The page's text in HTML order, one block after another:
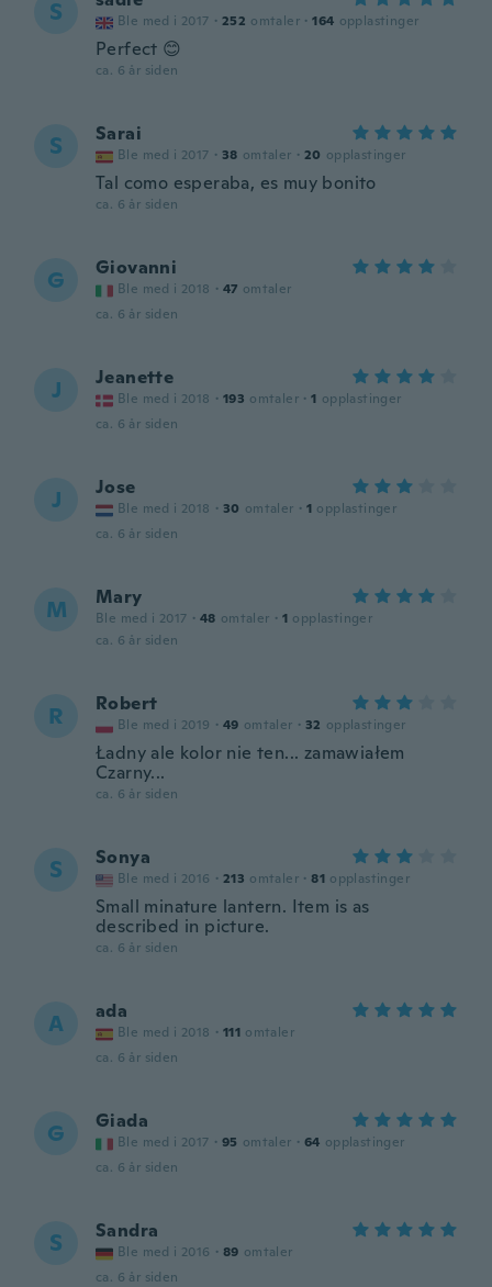
S Ble med i 2017 · 252 omtaler · 164 opplastinger
Perfect 😊
ca. 6 år siden
S Sarai
Ble med i 2017 · 38 omtaler · 20 opplastinger
Tal como esperaba, es muy bonito
ca. 6 år siden
G Giovanni
Ble med i 2018 · 47 omtaler
ca. 6 år siden
J Jeanette
Ble med i 2018 · 193 omtaler · 1 opplastinger
ca. 6 år siden
J Jose
Ble med i 2018 · 30 omtaler · 1 opplastinger
ca. 6 år siden
M Mary
Ble med i 2017 · 48 omtaler · 1 opplastinger
ca. 6 år siden
R Robert
Ble med i 2019 · 49 omtaler · 32 opplastinger
Ładny ale kolor nie ten... zamawiałem
Czarny...
ca. 6 år siden
S Sonya
Ble med i 2016 · 213 omtaler · 81 opplastinger
Small minature lantern. Item is as
described in picture.
ca. 6 år siden
A ada
Ble med i 2018 · 111 omtaler
ca. 6 år siden
G Giada
Ble med i 2017 · 95 omtaler · 64 opplastinger
ca. 6 år siden
S Sandra
Ble med i 2016 · 89 omtaler
ca. 6 år siden